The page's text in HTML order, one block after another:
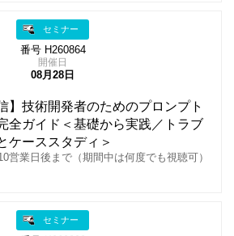
セミナー
番号 H260864
開催日
08月28日
】技術開発者のためのプロンプト
全ガイド＜基礎から実践／トラブ
ケーススタディ＞
営業日後まで（期間中は何度でも視聴可）
セミナー